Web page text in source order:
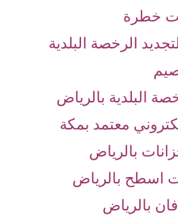
خطرة
الرخصة البلدية
البلدية بالرياض
معتمد بمكة
بالرياض
اسطح بالرياض
بالرياض